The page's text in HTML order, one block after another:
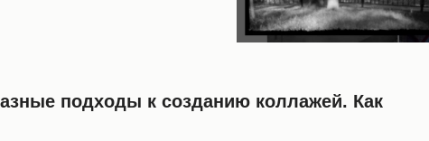
подходы к созданию коллажей. Как